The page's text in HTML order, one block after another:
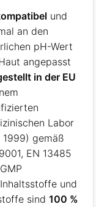
und
an den
pH-Wert
angepasst
in der EU
Labor
1999) gemäß
EN 13485
und
sind 100 %